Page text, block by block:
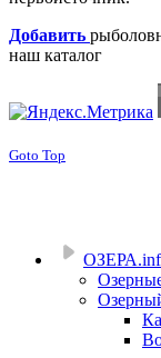
Добавить
наш каталог
Goto Top